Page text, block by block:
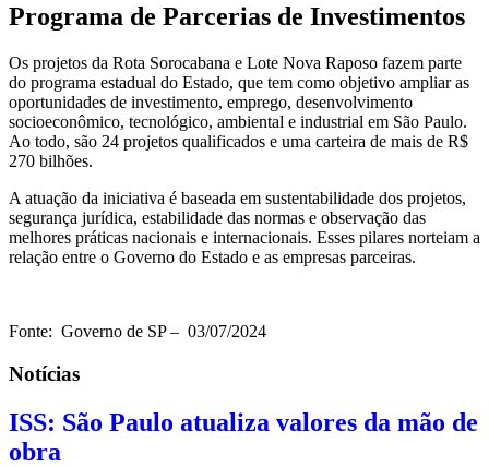
Programa de Parcerias de Investimentos
Os projetos da Rota Sorocabana e Lote Nova Raposo fazem parte
do programa estadual do Estado, que tem como objetivo ampliar as
oportunidades de investimento, emprego, desenvolvimento
socioeconômico, tecnológico, ambiental e industrial em São Paulo.
Ao todo, são 24 projetos qualificados e uma carteira de mais de R$
270 bilhões.
A atuação da iniciativa é baseada em sustentabilidade dos projetos,
segurança jurídica, estabilidade das normas e observação das
melhores práticas nacionais e internacionais. Esses pilares norteiam a
relação entre o Governo do Estado e as empresas parceiras.
Fonte: Governo de SP – 03/07/2024
Notícias
ISS: São Paulo atualiza valores da mão de
obra